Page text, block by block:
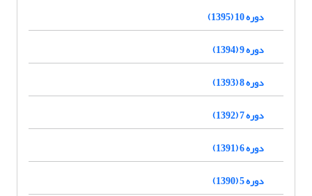
دوره 10 (1395)
دوره 9 (1394)
دوره 8 (1393)
دوره 7 (1392)
دوره 6 (1391)
دوره 5 (1390)